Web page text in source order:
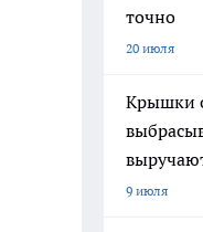
точно
20 июля
Крышки
9 июля